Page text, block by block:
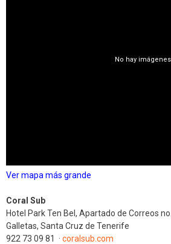
Ver mapa más grande
Coral Sub
Hotel Park Ten Bel, Apartado de Correos
Galletas, Santa Cruz de Tenerife
922 73 09 81
· coralsub.com